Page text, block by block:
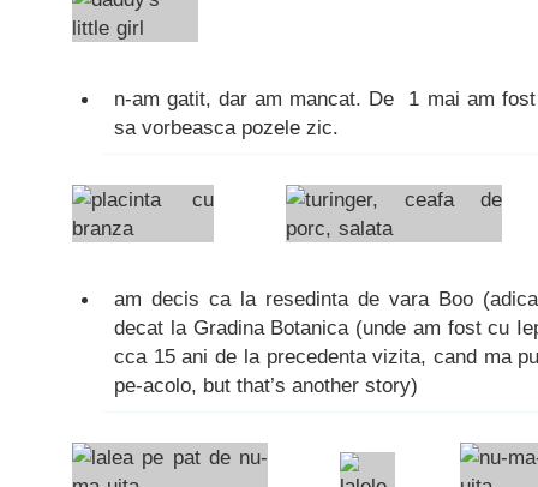
n-am gatit, dar am mancat. De 1 mai am
sa vorbeasca pozele zic.
am decis ca la resedinta de vara Boo
decat la Gradina Botanica (unde am fost cu
cca 15 ani de la precedenta vizita, cand ma
pe-acolo, but that’s another story)